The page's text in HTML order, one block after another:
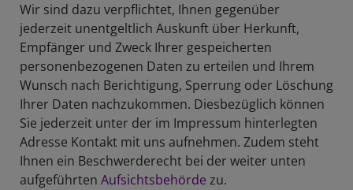
Wir sind dazu verpflichtet, Ihnen gegenüber
jederzeit unentgeltlich Auskunft über Herkunft,
Empfänger und Zweck Ihrer gespeicherten
personenbezogenen Daten zu erteilen und Ihrem
Wunsch nach Berichtigung, Sperrung oder Löschung
Ihrer Daten nachzukommen. Diesbezüglich können
Sie jederzeit unter der im Impressum hinterlegten
Adresse Kontakt mit uns aufnehmen. Zudem steht
Ihnen ein Beschwerderecht bei der weiter unten
aufgeführten Aufsichtsbehörde zu.